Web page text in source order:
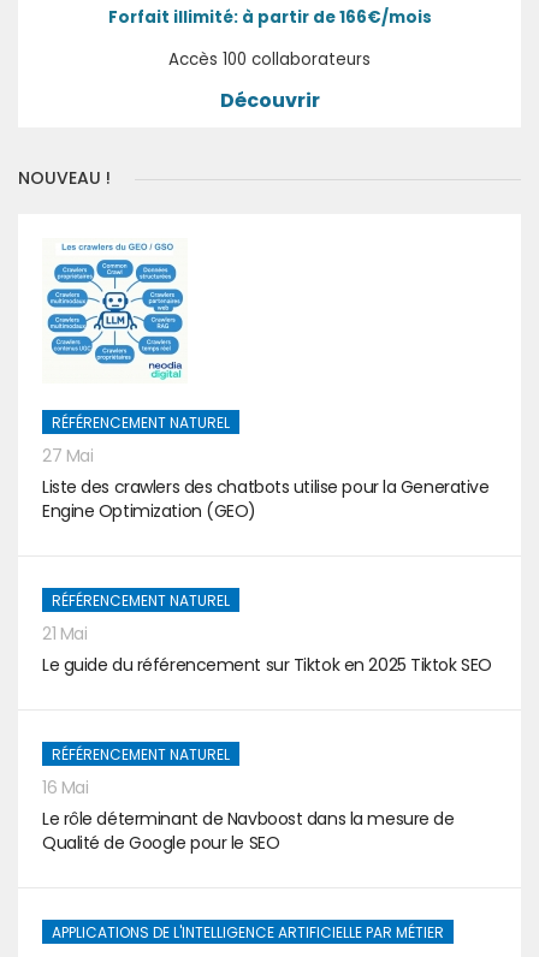
Forfait illimité: à partir de 166€/mois
Accès 100 collaborateurs
Découvrir
NOUVEAU !
RÉFÉRENCEMENT NATUREL
27 Mai
Liste des crawlers des chatbots utilise pour la Generative
Engine Optimization (GEO)
RÉFÉRENCEMENT NATUREL
21 Mai
Le guide du référencement sur Tiktok en 2025 Tiktok SEO
RÉFÉRENCEMENT NATUREL
16 Mai
Le rôle déterminant de Navboost dans la mesure de
Qualité de Google pour le SEO
APPLICATIONS DE L'INTELLIGENCE ARTIFICIELLE PAR MÉTIER